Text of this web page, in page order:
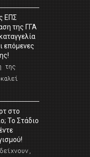
ΕΠΣ
της ΓΓΑ
επόμενες
της
στο
Το Στάδιο